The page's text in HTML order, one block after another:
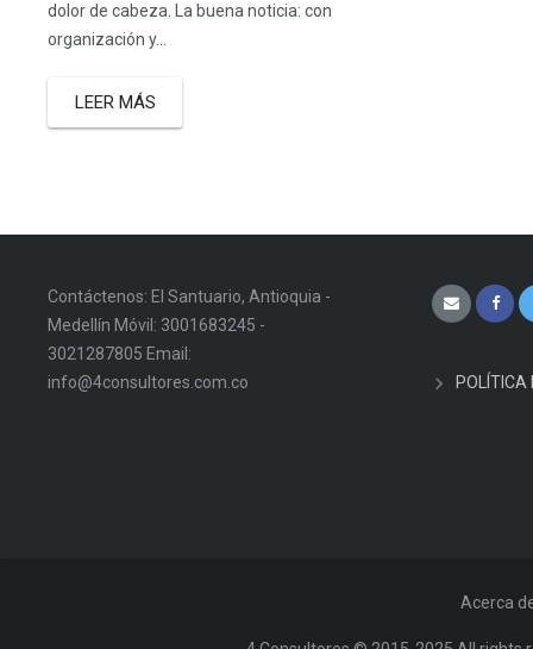
dolor de cabeza. La buena noticia: con
organización y...
LEER MÁS
Contáctenos: El Santuario, Antioquia -
Medellín Móvil: 3001683245 -
3021287805 Email:
info@4consultores.com.co
POLÍTICA
Acerca